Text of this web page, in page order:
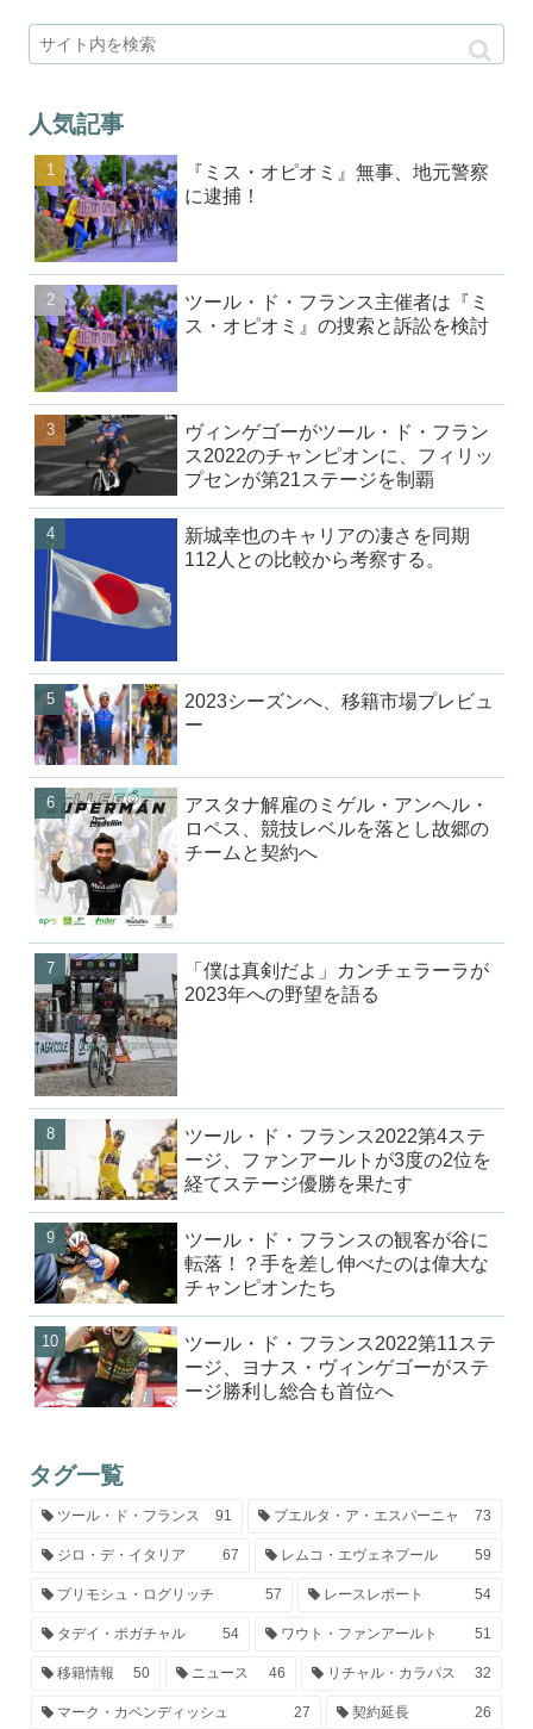
人気記事
『ミス・オピオミ』無事、地元警察
に逮捕！
ツール・ド・フランス主催者は『ミ
ス・オピオミ』の捜索と訴訟を検討
ヴィンゲゴーがツール・ド・フラン
ス2022のチャンピオンに、フィリッ
プセンが第21ステージを制覇
新城幸也のキャリアの凄さを同期
112人との比較から考察する。
2023シーズンへ、移籍市場プレビュ
ー
アスタナ解雇のミゲル・アンヘル・
ロペス、競技レベルを落とし故郷の
チームと契約へ
「僕は真剣だよ」カンチェラーラが
2023年への野望を語る
ツール・ド・フランス2022第4ステ
ージ、ファンアールトが3度の2位を
経てステージ優勝を果たす
ツール・ド・フランスの観客が谷に
転落！？手を差し伸べたのは偉大な
チャンピオンたち
ツール・ド・フランス2022第11ステ
ージ、ヨナス・ヴィンゲゴーがステ
ージ勝利し総合も首位へ
タグ一覧
ツール・ド・フランス 91 ブエルタ・ア・エスパーニャ 73
ジロ・デ・イタリア 67 レムコ・エヴェネプール 59
プリモシュ・ログリッチ 57 レースレポート 54
タデイ・ポガチャル 54 ワウト・ファンアールト 51
移籍情報 50 ニュース 46 リチャル・カラパス 32
マーク・カベンディッシュ 27 契約延長 26